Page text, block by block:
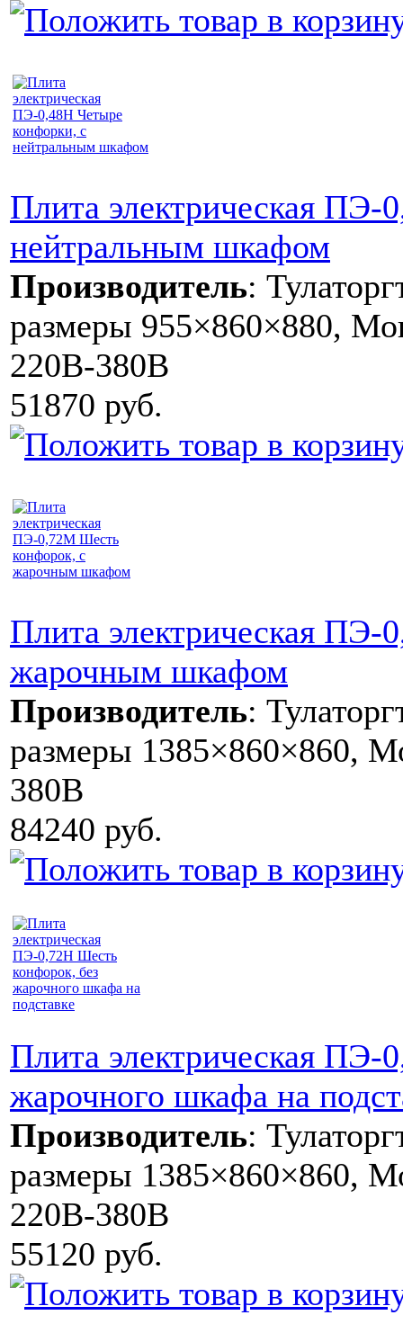
Плита электрическая
нейтральным шкафом
Производитель:
размеры 955×860×880,
220В-380В
51870 руб.
Плита электрическая
жарочным шкафом
Производитель:
размеры 1385×860×860,
380В
84240 руб.
Плита электрическая
жарочного шкафа на
Производитель:
размеры 1385×860×860,
220В-380В
55120 руб.